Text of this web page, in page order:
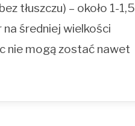
tłuszczu) – około 1-1,5
na średniej wielkości
nie mogą zostać nawet